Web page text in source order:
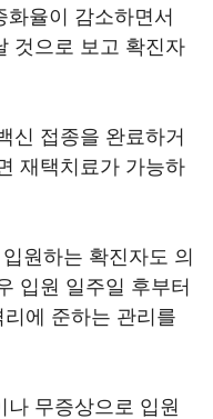
율이 감소하면서
것으로 보고 확진자
신 접종을 완료하거
재택치료가 가능하
원하는 확진자도 의
입원 일주일 후부터
에 준하는 관리를
무증상으로 입원